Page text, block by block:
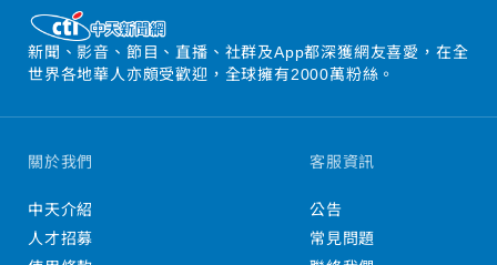
新聞、影音、節目、直播、社群及App都深獲網友喜愛，在全
世界各地華人亦頗受歡迎，全球擁有2000萬粉絲。
關於我們
中天介紹
人才招募
客服資訊
公告
常見問題